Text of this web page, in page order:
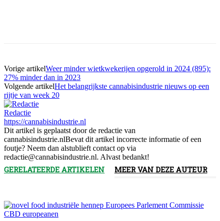
Vorige artikelWeer minder wietkwekerijen opgerold in 2024 (895):
27% minder dan in 2023
Volgende artikelHet belangrijkste cannabisindustrie nieuws op een
rijtje van week 20
Redactie
https://cannabisindustrie.nl
Dit artikel is geplaatst door de redactie van
cannabisindustrie.nlBevat dit artikel incorrecte informatie of een
foutje? Neem dan alstublieft contact op via
redactie@cannabisindustrie.nl. Alvast bedankt!
GERELATEERDE ARTIKELEN MEER VAN DEZE AUTEUR